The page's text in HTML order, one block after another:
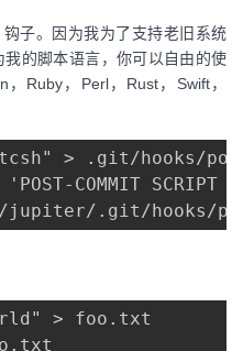
子。因为我为了支持老旧系统
的脚本语言，你可以自由的使
Ruby，Perl，Rust，Swift，
> .git/hooks/
COMMIT SCRIPT
> foo.txt